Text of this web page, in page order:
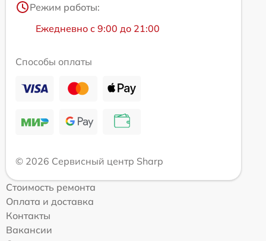
Режим работы:
Ежедневно с 9:00 до 21:00
Способы оплаты
© 2026 Сервисный центр Sharp
Стоимость ремонта
Оплата и доставка
Контакты
Вакансии